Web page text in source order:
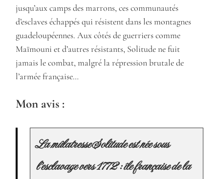
jusqu’aux camps des marrons, ces communautés
d’esclaves échappés qui résistent dans les montagnes
guadeloupéennes. Aux côtés de guerriers comme
Maïmouni et d’autres résistants, Solitude ne fuit
jamais le combat, malgré la répression brutale de
l’armée française…
Mon avis :
La mûlatresse Solitude est née sous
l’esclavage vers 1772 : île française de la